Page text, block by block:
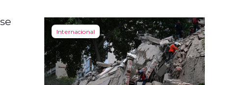
Internacional